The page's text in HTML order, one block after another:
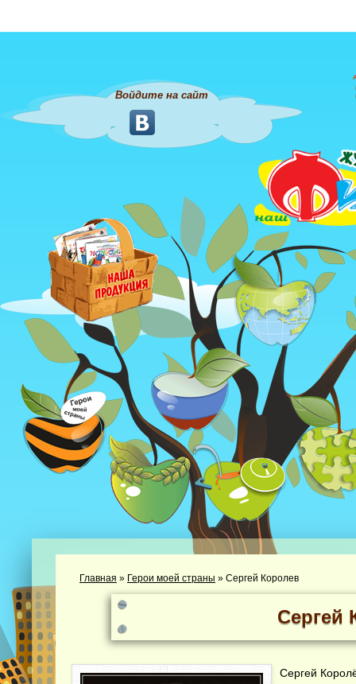
Войдите на сайт
Главная » Герои моей страны » Сергей Королев
Сергей
Сергей